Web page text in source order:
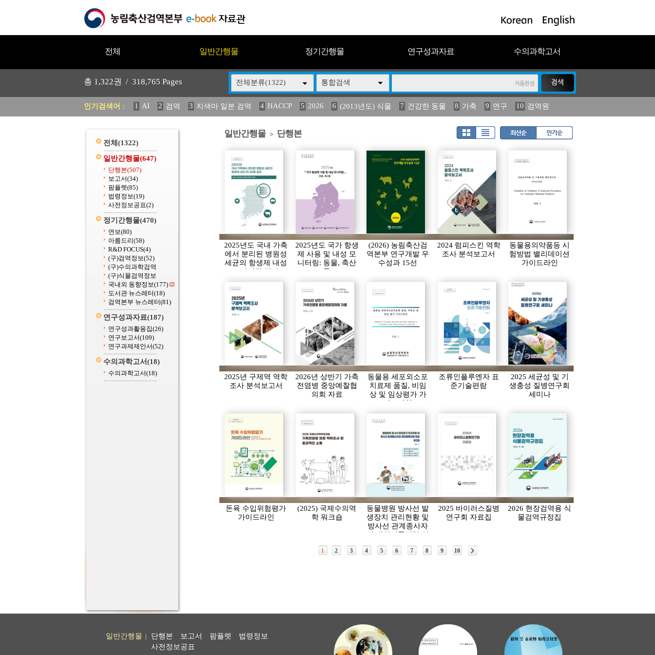
전체 일반간행물 정기간행물 연구성과자료 수의과학고서
총 1,322권 / 318,765 Pages 전체분류(1322) 통합검색
인기검색어 : 1 AI 2 검역 3 지색마 일본 검역 4 HACCP 5 2026 6 (2013년도) 식물 7 건강한 동물 8 가축 9 연구 10 검역원
11 2025 12 중독성 식물 도감 13 媛 異 14 (2013년도) 식 15 구제역 16 관리 17 연보 18 농림수산 19 2023
전체 (1322)
일반간행물(647)
단행본(507)
보고서(34)
팜플렛(85)
법령정보(19)
사전정보공표(2)
정기간행물(470)
연보(80)
아름드리(58)
R&D FOCUS(4)
(구)검역정보(52)
(구)수의과학검역
(구)식물검역정보
국내외 동향정보(177)
도서관 뉴스레터(18)
검역본부 뉴스레터(81)
연구성과자료(187)
연구성과활용집(26)
연구보고서(109)
연구과제제안서(52)
수의과학고서(18)
수의과학고서(18)
일반간행물 > 단행본
2025년도 국내 가축
에서 분리된 병원성
세균의 항생제 내성
모니터링 결과
2025년도 국가 항생
제 사용 및 내성 모
니터링: 동물, 축산
물
(2026) 농림축산검
역본부 연구개발 우
수성과 15선
2024 럼피스킨 역학
조사 분석보고서
동물용의약품등 시
험방법 밸리데이션
가이드라인
2025년 구제역 역학
조사 분석보고서
2026년 상반기 가축
전염병 중앙예찰협
의회 자료
동물용 세포외소포
치료제 품질, 비임
상 및 임상평가 가
이드라인
조류인플루엔자 표
준기술편람
2025 세균성 및 기
생충성 질병연구회
세미나
돈육 수입위험평가
가이드라인
(2025) 국제수의역
학 워크숍
동물병원 방사선 발
생장치 관리현황 및
방사선 관계종사자
의 개인피폭선량 연
2025 바이러스질병
연구회 자료집
2026 현장검역용 식
물검역규정집
1 2 3 4 5 6 7 8 9 10
일반간행물 단행본 보고서 팜플렛
법령정보
사전정보공표